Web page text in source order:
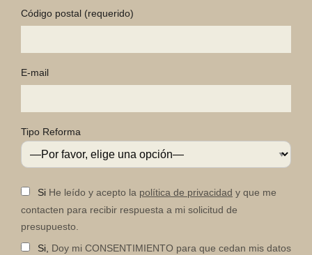
Código postal (requerido)
E-mail
Tipo Reforma
Si He leído y acepto la política de privacidad y que me
contacten para recibir respuesta a mi solicitud de
presupuesto.
Si, Doy mi CONSENTIMIENTO para que cedan mis datos